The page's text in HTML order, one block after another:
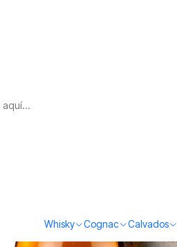
Whisky Cognac Calvados